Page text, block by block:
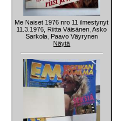
Me Naiset 1976 nro 11 ilmestynyt
11.3.1976, Riitta Väisänen, Asko
Sarkola, Paavo Väyrynen
Näytä